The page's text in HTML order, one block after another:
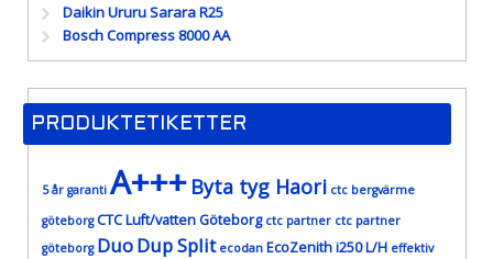
Daikin Ururu Sarara R25
Bosch Compress 8000 AA
PRODUKTETIKETTER
5 år garanti A+++ Byta tyg Haori ctc bergvärme
göteborg CTC Luft/vatten Göteborg ctc partner ctc partner
göteborg DuoDup Split ecodan EcoZenith i250 L/H effektiv